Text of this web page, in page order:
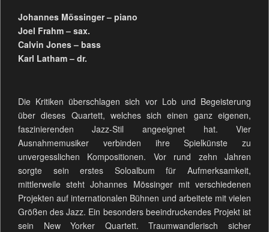
Johannes Mössinger – piano
Joel Frahm – sax.
Calvin Jones – bass
Karl Latham – dr.
Die Kritiken überschlagen sich vor Lob und Begeisterung
über dieses Quartett, welches sich einen ganz eigenen,
faszinierenden Jazz-Stil angeeignet hat. Vier
Ausnahmemusiker verbinden ihre Spielkünste zu
unvergesslichen Kompositionen. Vor rund zehn Jahren
sorgte sein erstes Soloalbum für Aufmerksamkeit,
mittlerweile steht Johannes Mössinger mit verschiedenen
Projekten auf internationalen Bühnen und arbeitete mit vielen
Größen des Jazz. Ein besonders beeindruckendes Projekt ist
sein New Yorker Quartett. Traumwandlerisch sicher